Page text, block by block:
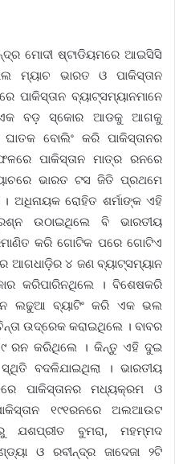
ମୋଦୀ ଷ୍ଟାଡିୟମରେ ଆଇସିସି
ମ୍ୟାଚ ଭାରତ ଓ ପାକିସ୍ତାନ
ପାକିସ୍ତାନ ବ୍ୟାଟ୍ସମ୍ୟାନମାନେ
ଏକ ବଡ଼ ସ୍କୋର ଆଡକୁ ଆଗକୁ
ଘାତକ ବୋଲିଂ କରି ପାକିସ୍ତାନର
ପାକିସ୍ତାନ ମାତ୍ର ରନରେ
ଭାରତ ଟସ ଜିତି ପ୍ରଥମେ
ଅଧିନାୟକ ରୋହିତ ଶର୍ମାଙ୍କ ଏହି
ଉଠାଇଥିଲେ ବି ଭାରତୀୟ
କରି ଗୋଟିକ ପରେ ଗୋଟିଏ
ଆଗଧାଡ଼ିର ୪ ଜଣ ବ୍ୟାଟ୍ସମ୍ୟାନ
କରିପାରିନଥିଲେ । ବିଶେଷକରି
ଲଢୁଆ ବ୍ୟାଟିଂ କରି ଏକ ଭଲ
ଉଦ୍ରେକ କରାଇଥିଲେ । ବାବର
ରନ କରିଥିଲେ । କିନ୍ତୁ ଏହି ଦୁଇ
ବଦଳିଯାଇଥିଲା । ଭାରତୀୟ
ପାକିସ୍ତାନର ମଧ୍ୟକ୍ରମ ଓ
୧୯୧ରନରେ ଅଲଆଉଟ
ଯଶପ୍ରୀତ ବୁମରା, ମହମ୍ମଦ
ଓ ରବୀନ୍ଦ୍ର ଜାଦେଜା ୨ଟି